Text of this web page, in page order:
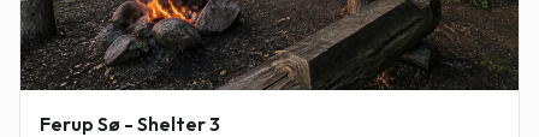
Ferup Sø - Shelter 3